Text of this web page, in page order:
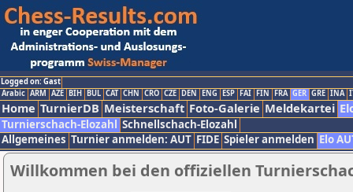
Logged on: Gast
Arabic ARM AZE BIH BUL CAT CHN CRO CZE DEN ENG ESP FAI FIN FRA GER GRE INA
Home TurnierDB Meisterschaft Foto-Galerie Meldekartei
Turnierschach-Elozahl Schnellschach-Elozahl
Allgemeines Turnier anmelden: AUT FIDE Spieler anmelden Elo
Willkommen bei den offiziellen